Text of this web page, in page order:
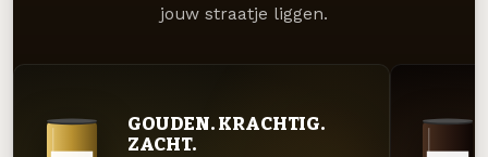
jouw straatje liggen.
GOUDEN. KRACHTIG.
ZACHT.